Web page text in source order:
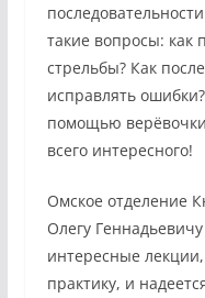
такие вопросы: как
стрельбы? Как
исправлять
помощью
всего интересного!
Омское отделение
Олегу
интересные
практику, и